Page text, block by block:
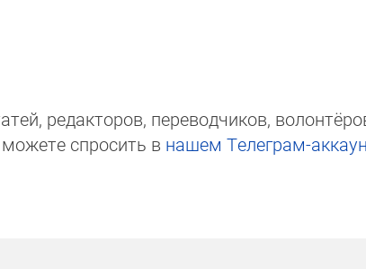
редакто­ров, пере­вод­чи­ков,
спросить в на­шем Те­ле­грам-